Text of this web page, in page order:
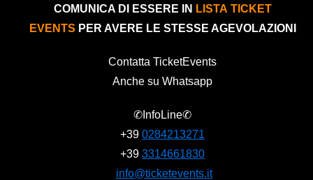
COMUNICA DI ESSERE IN LISTA TICKET
EVENTS PER AVERE LE STESSE AGEVOLAZIONI
Contatta TicketEvents
Anche su Whatsapp
✆InfoLine✆
+390284213271
+393314661830
info@ticketevents.it